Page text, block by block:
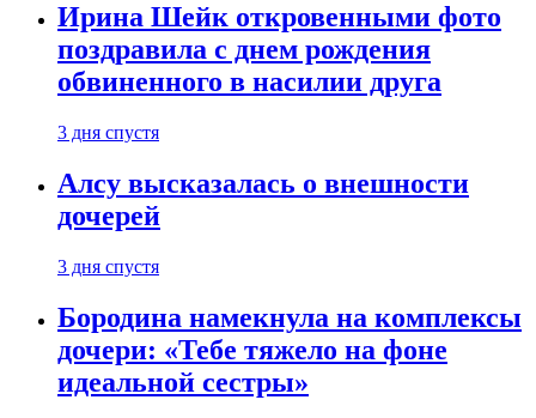
Ирина Шейк откровенными фото
поздравила с днем рождения
обвиненного в насилии друга
3 дня спустя
Алсу высказалась о внешности
дочерей
3 дня спустя
Бородина намекнула на комплексы
дочери: «Тебе тяжело на фоне
идеальной сестры»